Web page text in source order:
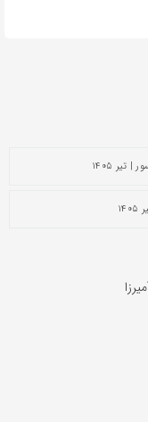
۱۴۰۵